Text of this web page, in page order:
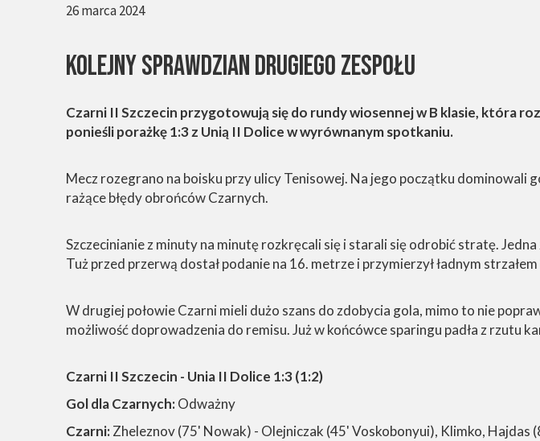
Czarni II Szczecin przygotowują się do rundy wiosennej w B klasie, która
ponieśli porażkę 1:3 z Unią II Dolice w wyrównanym spotkaniu.
Mecz rozegrano na boisku przy ulicy Tenisowej. Na jego początku
rażące błędy obrońców Czarnych.
Szczecinianie z minuty na minutę rozkręcali się i starali się odrobić stratę.
Tuż przed przerwą dostał podanie na 16. metrze i przymierzył ładnym strzałem
W drugiej połowie Czarni mieli dużo szans do zdobycia gola, mimo to nie
możliwość doprowadzenia do remisu. Już w końcówce sparingu padła z rzutu
Czarni II Szczecin - Unia II Dolice 1:3 (1:2)
Gol dla Czarnych:Odważny
Czarni:Zheleznov (75' Nowak) - Olejniczak (45' Voskobonyui), Klimko,
KOLEJNY SPRAWDZIAN DRUGIEGO ZESPOŁU
26 marca 2024